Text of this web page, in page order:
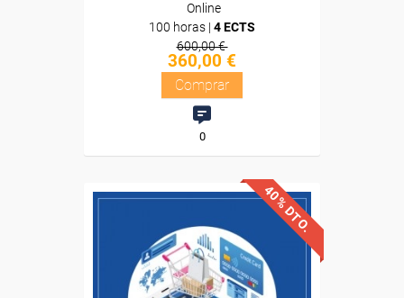
Online
100 horas | 4 ECTS
600,00 €
360,00 €
Comprar
0
40% DTO.
Descuentos especiales